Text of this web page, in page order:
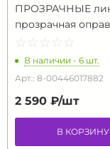
ПРОЗРАЧНЫЕ
прозрачная
☆ ☆ ☆ ☆ ☆
★ ★ ★ ★ ★
В наличии - 6 шт.
Арт.: 8-00446017882
2 590 ₽/шт
В КОРЗИНУ